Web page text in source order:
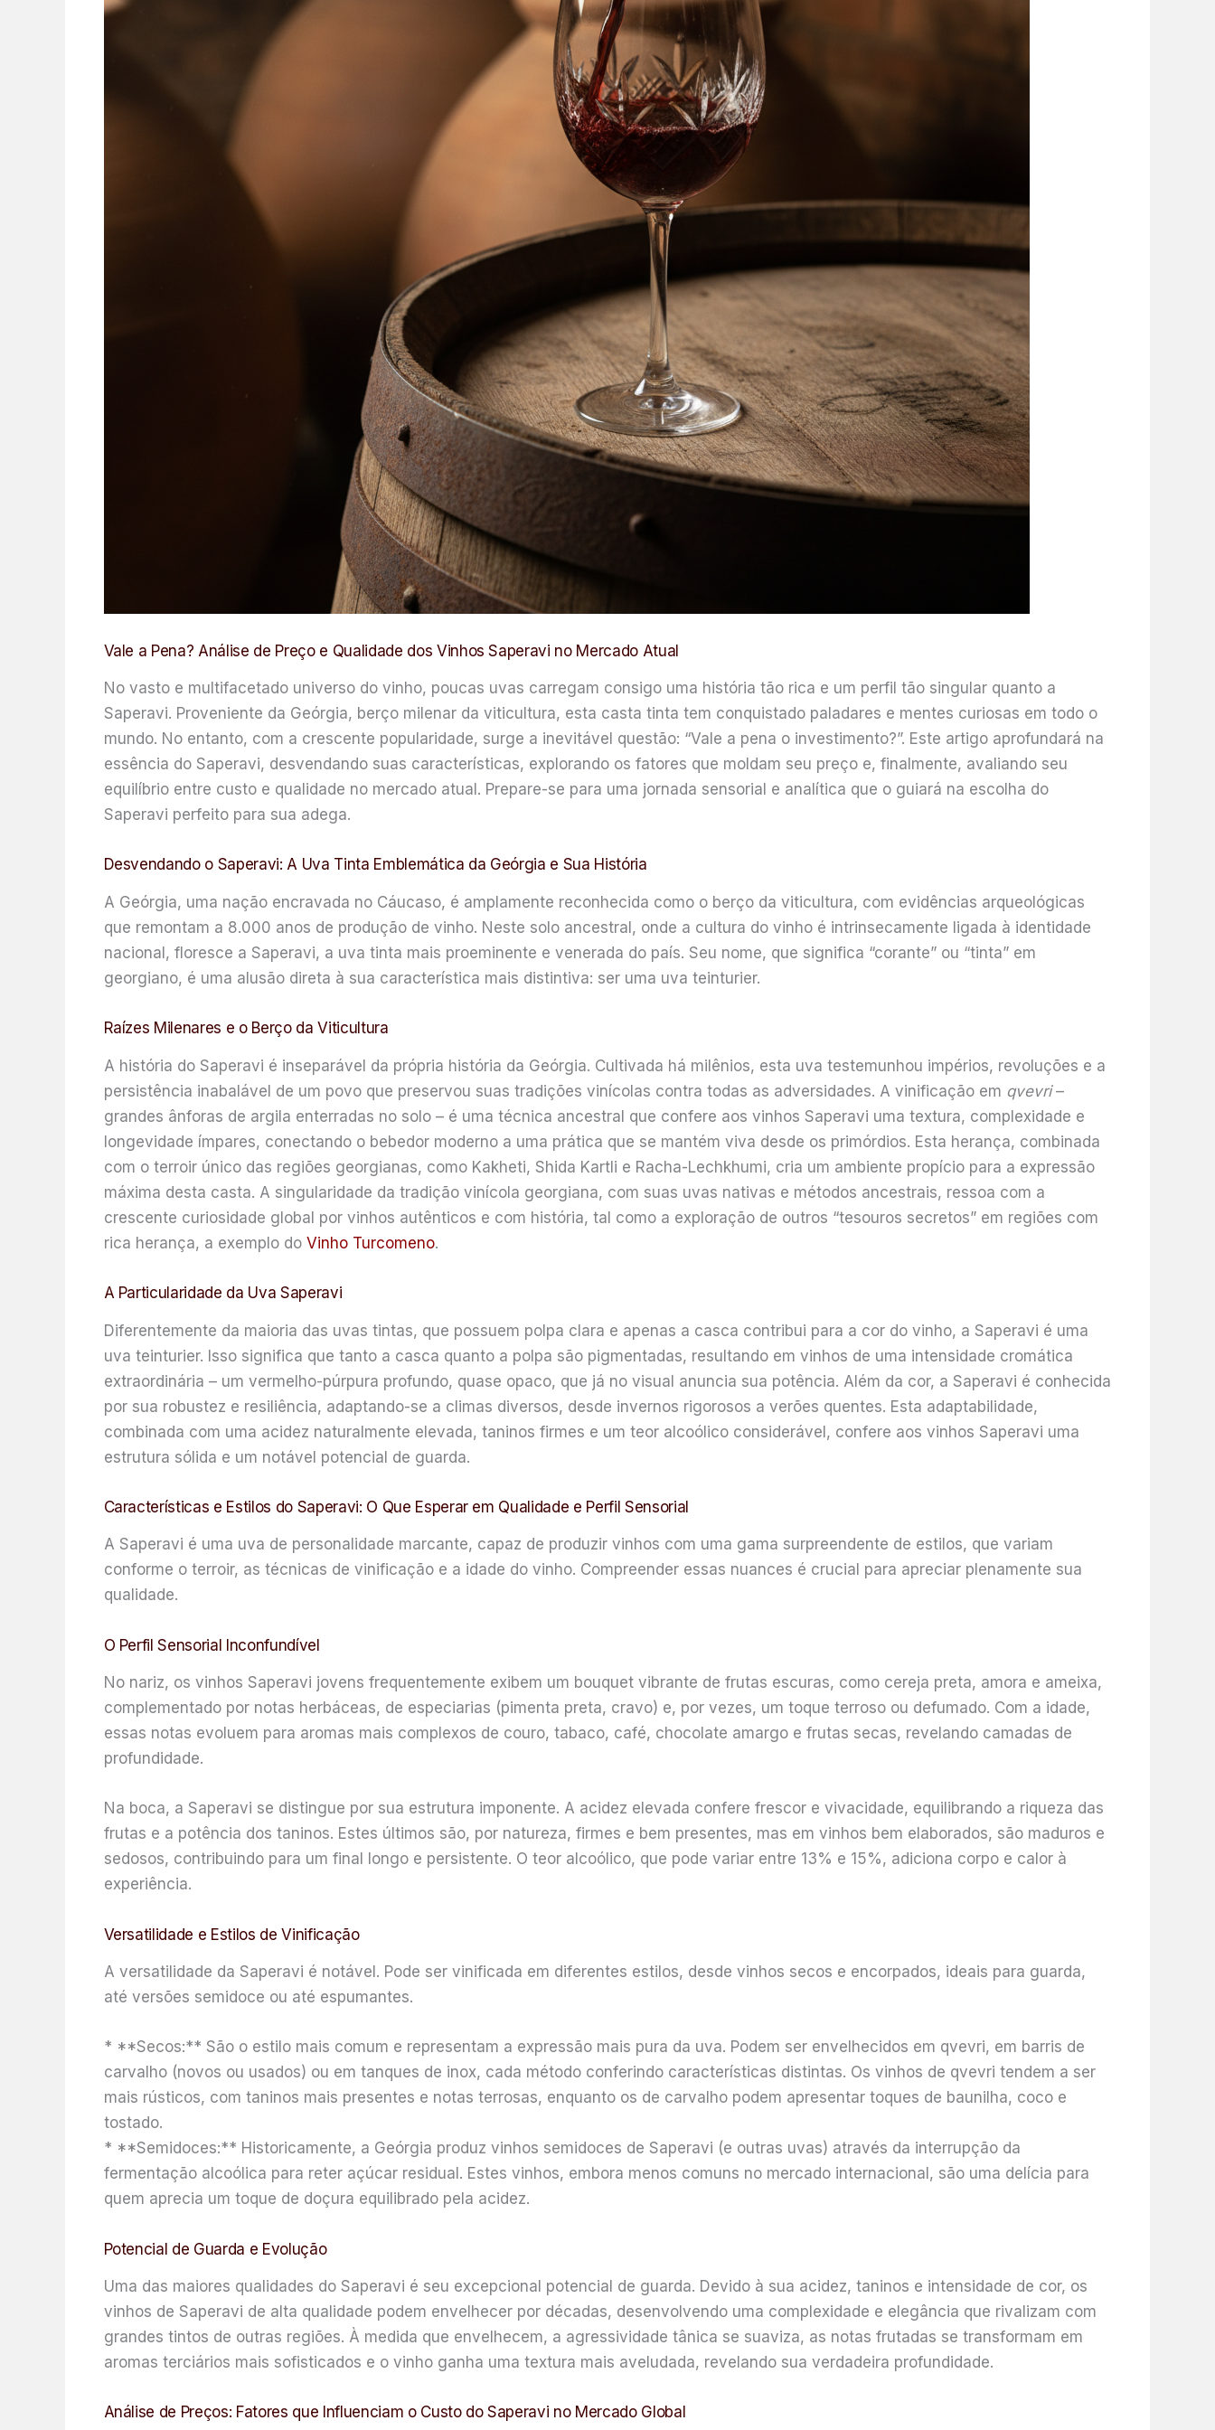
Vale a Pena? Análise de Preço e Qualidade dos Vinhos Saperavi no Mercado Atual
No vasto e multifacetado universo do vinho, poucas uvas carregam consigo uma história tão rica e um perfil tão singular quanto a
Saperavi. Proveniente da Geórgia, berço milenar da viticultura, esta casta tinta tem conquistado paladares e mentes curiosas em todo o
mundo. No entanto, com a crescente popularidade, surge a inevitável questão: “Vale a pena o investimento?”. Este artigo aprofundará na
essência do Saperavi, desvendando suas características, explorando os fatores que moldam seu preço e, finalmente, avaliando seu
equilíbrio entre custo e qualidade no mercado atual. Prepare-se para uma jornada sensorial e analítica que o guiará na escolha do
Saperavi perfeito para sua adega.
Desvendando o Saperavi: A Uva Tinta Emblemática da Geórgia e Sua História
A Geórgia, uma nação encravada no Cáucaso, é amplamente reconhecida como o berço da viticultura, com evidências arqueológicas
que remontam a 8.000 anos de produção de vinho. Neste solo ancestral, onde a cultura do vinho é intrinsecamente ligada à identidade
nacional, floresce a Saperavi, a uva tinta mais proeminente e venerada do país. Seu nome, que significa “corante” ou “tinta” em
georgiano, é uma alusão direta à sua característica mais distintiva: ser uma uva teinturier.
Raízes Milenares e o Berço da Viticultura
A história do Saperavi é inseparável da própria história da Geórgia. Cultivada há milênios, esta uva testemunhou impérios, revoluções e a
persistência inabalável de um povo que preservou suas tradições vinícolas contra todas as adversidades. A vinificação em qvevri–
grandes ânforas de argila enterradas no solo – é uma técnica ancestral que confere aos vinhos Saperavi uma textura, complexidade e
longevidade ímpares, conectando o bebedor moderno a uma prática que se mantém viva desde os primórdios. Esta herança, combinada
com o terroir único das regiões georgianas, como Kakheti, Shida Kartli e Racha-Lechkhumi, cria um ambiente propício para a expressão
máxima desta casta. A singularidade da tradição vinícola georgiana, com suas uvas nativas e métodos ancestrais, ressoa com a
crescente curiosidade global por vinhos autênticos e com história, tal como a exploração de outros “tesouros secretos” em regiões com
rica herança, a exemplo do Vinho Turcomeno.
A Particularidade da Uva Saperavi
Diferentemente da maioria das uvas tintas, que possuem polpa clara e apenas a casca contribui para a cor do vinho, a Saperavi é uma
uva teinturier. Isso significa que tanto a casca quanto a polpa são pigmentadas, resultando em vinhos de uma intensidade cromática
extraordinária – um vermelho-púrpura profundo, quase opaco, que já no visual anuncia sua potência. Além da cor, a Saperavi é conhecida
por sua robustez e resiliência, adaptando-se a climas diversos, desde invernos rigorosos a verões quentes. Esta adaptabilidade,
combinada com uma acidez naturalmente elevada, taninos firmes e um teor alcoólico considerável, confere aos vinhos Saperavi uma
estrutura sólida e um notável potencial de guarda.
Características e Estilos do Saperavi: O Que Esperar em Qualidade e Perfil Sensorial
A Saperavi é uma uva de personalidade marcante, capaz de produzir vinhos com uma gama surpreendente de estilos, que variam
conforme o terroir, as técnicas de vinificação e a idade do vinho. Compreender essas nuances é crucial para apreciar plenamente sua
qualidade.
O Perfil Sensorial Inconfundível
No nariz, os vinhos Saperavi jovens frequentemente exibem um bouquet vibrante de frutas escuras, como cereja preta, amora e ameixa,
complementado por notas herbáceas, de especiarias (pimenta preta, cravo) e, por vezes, um toque terroso ou defumado. Com a idade,
essas notas evoluem para aromas mais complexos de couro, tabaco, café, chocolate amargo e frutas secas, revelando camadas de
profundidade.
Na boca, a Saperavi se distingue por sua estrutura imponente. A acidez elevada confere frescor e vivacidade, equilibrando a riqueza das
frutas e a potência dos taninos. Estes últimos são, por natureza, firmes e bem presentes, mas em vinhos bem elaborados, são maduros e
sedosos, contribuindo para um final longo e persistente. O teor alcoólico, que pode variar entre 13% e 15%, adiciona corpo e calor à
experiência.
Versatilidade e Estilos de Vinificação
A versatilidade da Saperavi é notável. Pode ser vinificada em diferentes estilos, desde vinhos secos e encorpados, ideais para guarda,
até versões semidoce ou até espumantes.
* **Secos:** São o estilo mais comum e representam a expressão mais pura da uva. Podem ser envelhecidos em qvevri, em barris de
carvalho (novos ou usados) ou em tanques de inox, cada método conferindo características distintas. Os vinhos de qvevri tendem a ser
mais rústicos, com taninos mais presentes e notas terrosas, enquanto os de carvalho podem apresentar toques de baunilha, coco e
tostado.
* **Semidoces:** Historicamente, a Geórgia produz vinhos semidoces de Saperavi (e outras uvas) através da interrupção da
fermentação alcoólica para reter açúcar residual. Estes vinhos, embora menos comuns no mercado internacional, são uma delícia para
quem aprecia um toque de doçura equilibrado pela acidez.
Potencial de Guarda e Evolução
Uma das maiores qualidades do Saperavi é seu excepcional potencial de guarda. Devido à sua acidez, taninos e intensidade de cor, os
vinhos de Saperavi de alta qualidade podem envelhecer por décadas, desenvolvendo uma complexidade e elegância que rivalizam com
grandes tintos de outras regiões. À medida que envelhecem, a agressividade tânica se suaviza, as notas frutadas se transformam em
aromas terciários mais sofisticados e o vinho ganha uma textura mais aveludada, revelando sua verdadeira profundidade.
Análise de Preços: Fatores que Influenciam o Custo do Saperavi no Mercado Global